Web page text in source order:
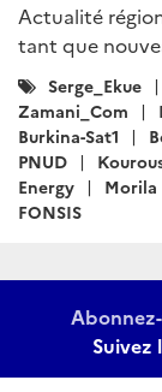
Actualité
tant que
Catégories
:
Serge_Ekue
Zamani_Com
Burkina-Sat1
PNUD
Energy
Morila
FONSIS
Suivez